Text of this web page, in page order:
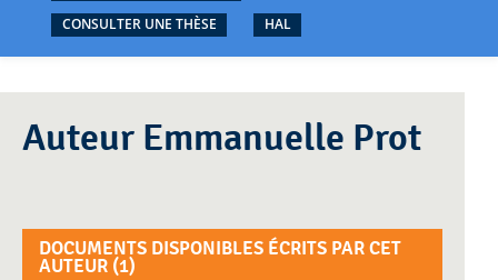
CONSULTER UNE THÈSE
HAL
Auteur Emmanuelle Prot
DOCUMENTS DISPONIBLES ÉCRITS PAR CET
AUTEUR (1)